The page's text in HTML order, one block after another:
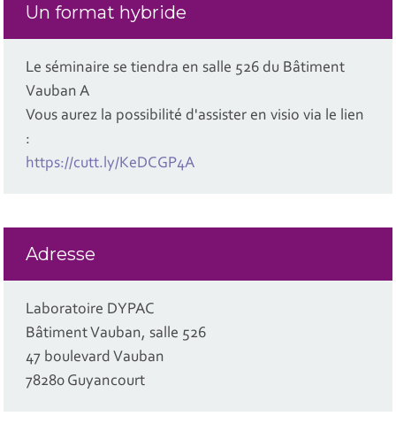
Un format hybride
Le séminaire se tiendra en salle 526 du Bâtiment
Vauban A
Vous aurez la possibilité d'assister en visio via le lien
:
https://cutt.ly/KeDCGP4A
Adresse
Laboratoire DYPAC
Bâtiment Vauban, salle 526
47 boulevard Vauban
78280 Guyancourt